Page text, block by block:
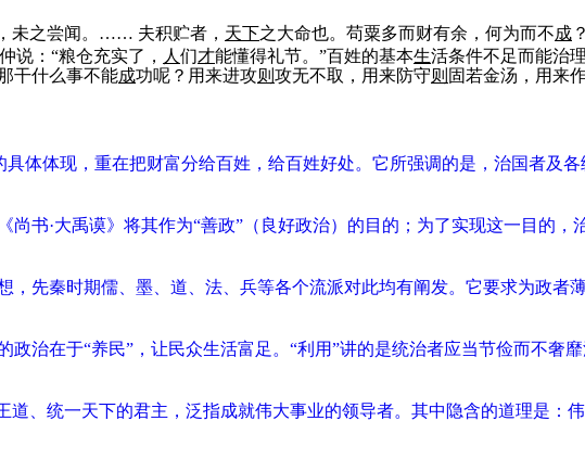
未之尝闻。…… 夫积贮者， 天下之大命也。苟粟多而财有余，何为而不成
说：“粮仓充实了， 人 们才能懂得礼节。”百姓的基本生活条件不足而能治
干什么事不能成功呢？用来进攻则 攻无不取，用来防守则 固若金汤，用来
具体体现，重在把财富分给百姓，给百姓好处。它所强调的是，治国者及
书·大禹谟》将其作为“善政”（良好政治）的目的；为了实现这一目的，
，先秦时期儒、墨、道、法、兵等各个流派对此均有阐发。它要求为政者
治在于“养民”，让民众生活富足。“利用”讲的是统治者应当节俭而不奢
道、统一天下的君主，泛指成就伟大事业的领导者。其中隐含的道理是：